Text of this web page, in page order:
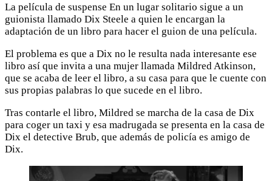
La película de suspense En un lugar solitario sigue a un
guionista llamado Dix Steele a quien le encargan la
adaptación de un libro para hacer el guion de una película.
El problema es que a Dix no le resulta nada interesante ese
libro así que invita a una mujer llamada Mildred Atkinson,
que se acaba de leer el libro, a su casa para que le cuente con
sus propias palabras lo que sucede en el libro.
Tras contarle el libro, Mildred se marcha de la casa de Dix
para coger un taxi y esa madrugada se presenta en la casa de
Dix el detective Brub, que además de policía es amigo de
Dix.